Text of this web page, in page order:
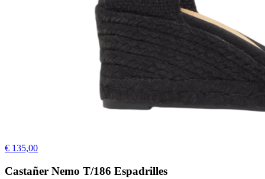
€ 135,00
Castañer Nemo T/186 Espadrilles